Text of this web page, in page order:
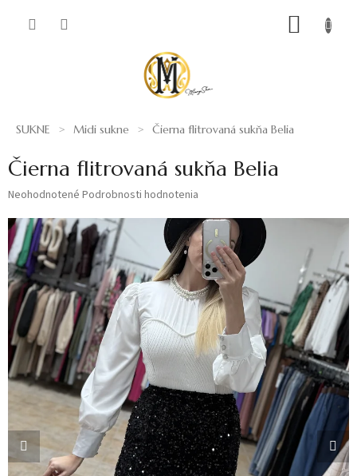
SUKNE Midi sukne Čierna flitrovaná sukňa Belia
Čierna flitrovaná sukňa Belia
Priemerné
produktu
je
0,0
z
5
hviezdičiek.
Neohodnotené Podrobnosti hodnotenia